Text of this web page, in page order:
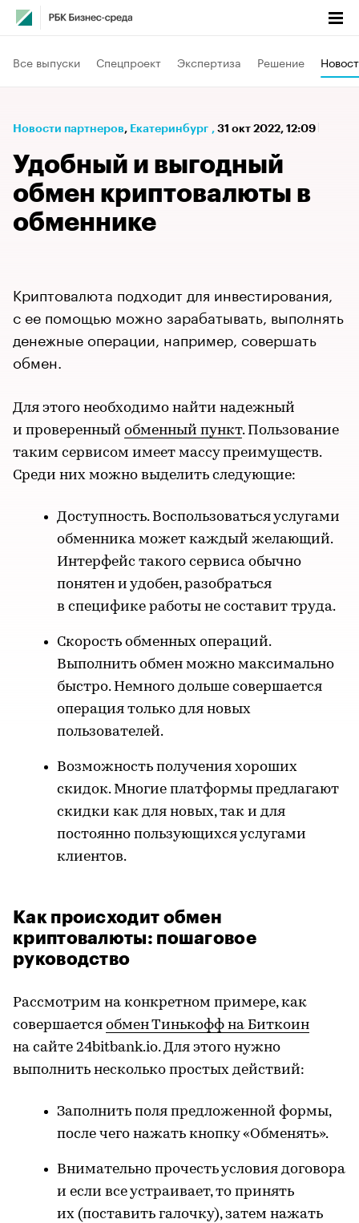
Все выпуски Спецпроект Экспертиза Решение
Новости партнеров⁠, Екатеринбург , 31 окт 2022, 12:09
Удобный и выгодный
обмен криптовалюты в
обменнике
Криптовалюта подходит для инвестирования,
с ее помощью можно зарабатывать, выполнять
денежные операции, например, совершать
обмен.
Для этого необходимо найти надежный
и проверенный обменный пункт. Пользование
таким сервисом имеет массу преимуществ.
Среди них можно выделить следующие:
Доступность. Воспользоваться услугами
обменника может каждый желающий.
Интерфейс такого сервиса обычно
понятен и удобен, разобраться
в специфике работы не составит труда.
Скорость обменных операций.
Выполнить обмен можно максимально
быстро. Немного дольше совершается
операция только для новых
пользователей.
Возможность получения хороших
скидок. Многие платформы предлагают
скидки как для новых, так и для
постоянно пользующихся услугами
клиентов.
Как происходит обмен
криптовалюты: пошаговое
руководство
Рассмотрим на конкретном примере, как
совершается обмен Тинькофф на Биткоин
на сайте 24bitbank.io. Для этого нужно
выполнить несколько простых действий:
Заполнить поля предложенной формы,
после чего нажать кнопку «Обменять».
Внимательно прочесть условия договора
и если все устраивает, то принять
их (поставить галочку), затем нажать